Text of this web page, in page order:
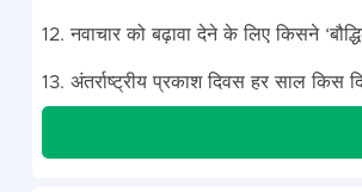
12. नवाचार को बढ़ावा देने के लिए किसने
13. अंतर्राष्ट्रीय प्रकाश दिवस हर साल किस